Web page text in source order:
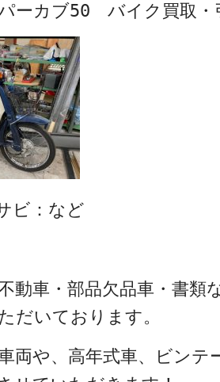
ーカブ50 バイク買取・
ビ：など
動車・部品欠品車・書類
だいております。
両や、高年式車、ビンテ